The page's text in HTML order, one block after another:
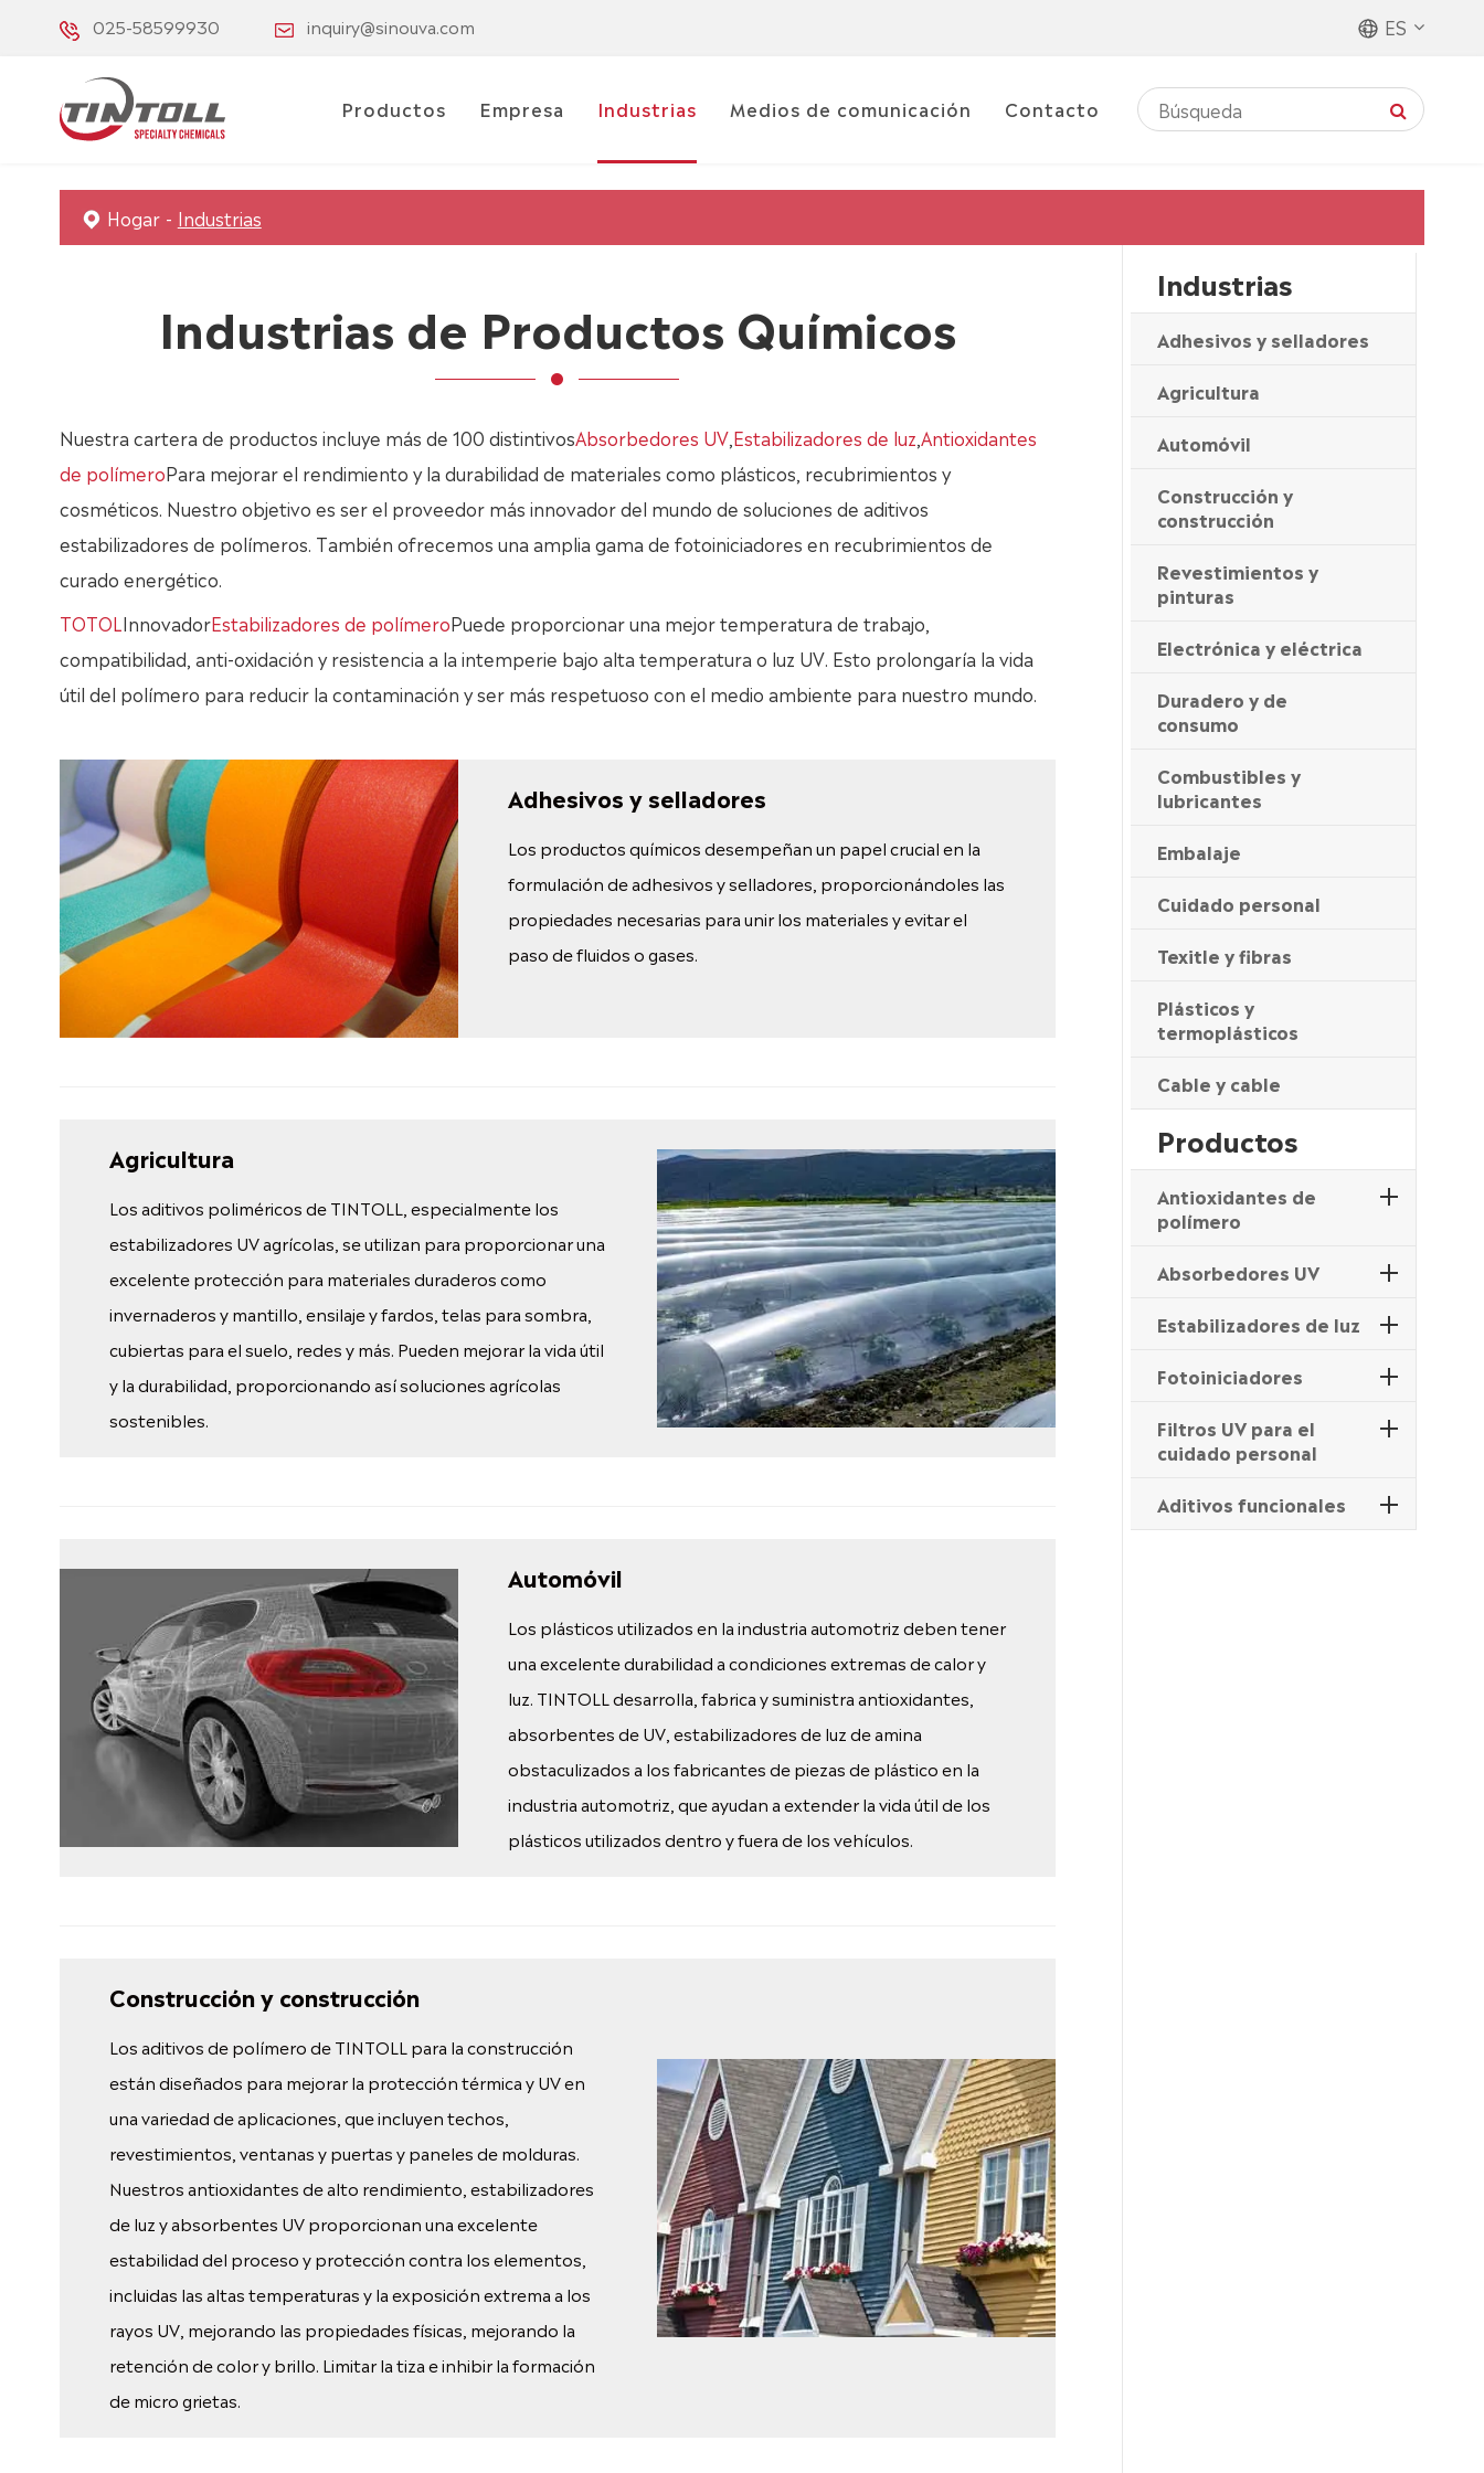
025-58599930 inquiry@sinouva.com ES
Productos Empresa Industrias Medios de comunicación Contacto
Hogar Industrias
Industrias de Productos Químicos
Nuestra cartera de productos incluye más de 100 distintivosAbsorbedores UV,Estabilizadores de luz,Antioxidantes
de polímeroPara mejorar el rendimiento y la durabilidad de materiales como plásticos, recubrimientos y
cosméticos. Nuestro objetivo es ser el proveedor más innovador del mundo de soluciones de aditivos
estabilizadores de polímeros. También ofrecemos una amplia gama de fotoiniciadores en recubrimientos de
curado energético.
TOTOLInnovadorEstabilizadores de polímeroPuede proporcionar una mejor temperatura de trabajo,
compatibilidad, anti-oxidación y resistencia a la intemperie bajo alta temperatura o luz UV. Esto prolongaría la vida
útil del polímero para reducir la contaminación y ser más respetuoso con el medio ambiente para nuestro mundo.
Adhesivos y selladores
Los productos químicos desempeñan un papel crucial en la
formulación de adhesivos y selladores, proporcionándoles las
propiedades necesarias para unir los materiales y evitar el
paso de fluidos o gases.
Agricultura
Los aditivos poliméricos de TINTOLL, especialmente los
estabilizadores UV agrícolas, se utilizan para proporcionar una
excelente protección para materiales duraderos como
invernaderos y mantillo, ensilaje y fardos, telas para sombra,
cubiertas para el suelo, redes y más. Pueden mejorar la vida útil
y la durabilidad, proporcionando así soluciones agrícolas
sostenibles.
Automóvil
Los plásticos utilizados en la industria automotriz deben tener
una excelente durabilidad a condiciones extremas de calor y
luz. TINTOLL desarrolla, fabrica y suministra antioxidantes,
absorbentes de UV, estabilizadores de luz de amina
obstaculizados a los fabricantes de piezas de plástico en la
industria automotriz, que ayudan a extender la vida útil de los
plásticos utilizados dentro y fuera de los vehículos.
Construcción y construcción
Los aditivos de polímero de TINTOLL para la construcción
están diseñados para mejorar la protección térmica y UV en
una variedad de aplicaciones, que incluyen techos,
revestimientos, ventanas y puertas y paneles de molduras.
Nuestros antioxidantes de alto rendimiento, estabilizadores
de luz y absorbentes UV proporcionan una excelente
estabilidad del proceso y protección contra los elementos,
incluidas las altas temperaturas y la exposición extrema a los
rayos UV, mejorando las propiedades físicas, mejorando la
retención de color y brillo. Limitar la tiza e inhibir la formación
de micro grietas.
Industrias
Adhesivos y selladores
Agricultura
Automóvil
Construcción y
construcción
Revestimientos y
pinturas
Electrónica y eléctrica
Duradero y de
consumo
Combustibles y
lubricantes
Embalaje
Cuidado personal
Texitle y fibras
Plásticos y
termoplásticos
Cable y cable
Productos
Antioxidantes de
polímero
Absorbedores UV
Estabilizadores de luz
Fotoiniciadores
Filtros UV para el
cuidado personal
Aditivos funcionales